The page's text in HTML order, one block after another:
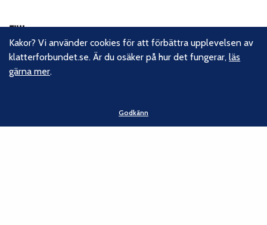
Följ oss
Facebook
Instagram
Kakor? Vi använder cookies för att förbättra upplevelsen av
klatterforbundet.se. Är du osäker på hur det fungerar,läs
gärna mer.
Godkänn